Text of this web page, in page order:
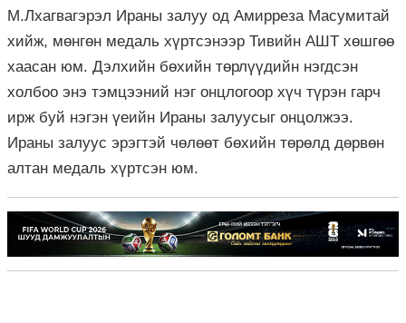
М.Лхагвагэрэл Ираны залуу од Амирреза Масумитай
хийж, мөнгөн медаль хүртсэнээр Тивийн АШТ хөшгөө
хаасан юм. Дэлхийн бөхийн төрлүүдийн нэгдсэн
холбоо энэ тэмцээний нэг онцлогоор хүч түрэн гарч
ирж буй нэгэн үеийн Ираны залуусыг онцолжээ.
Ираны залуус эрэгтэй чөлөөт бөхийн төрөлд дөрвөн
алтан медаль хүртсэн юм.